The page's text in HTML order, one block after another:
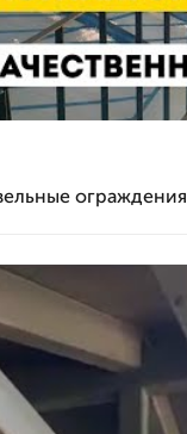
ограждения